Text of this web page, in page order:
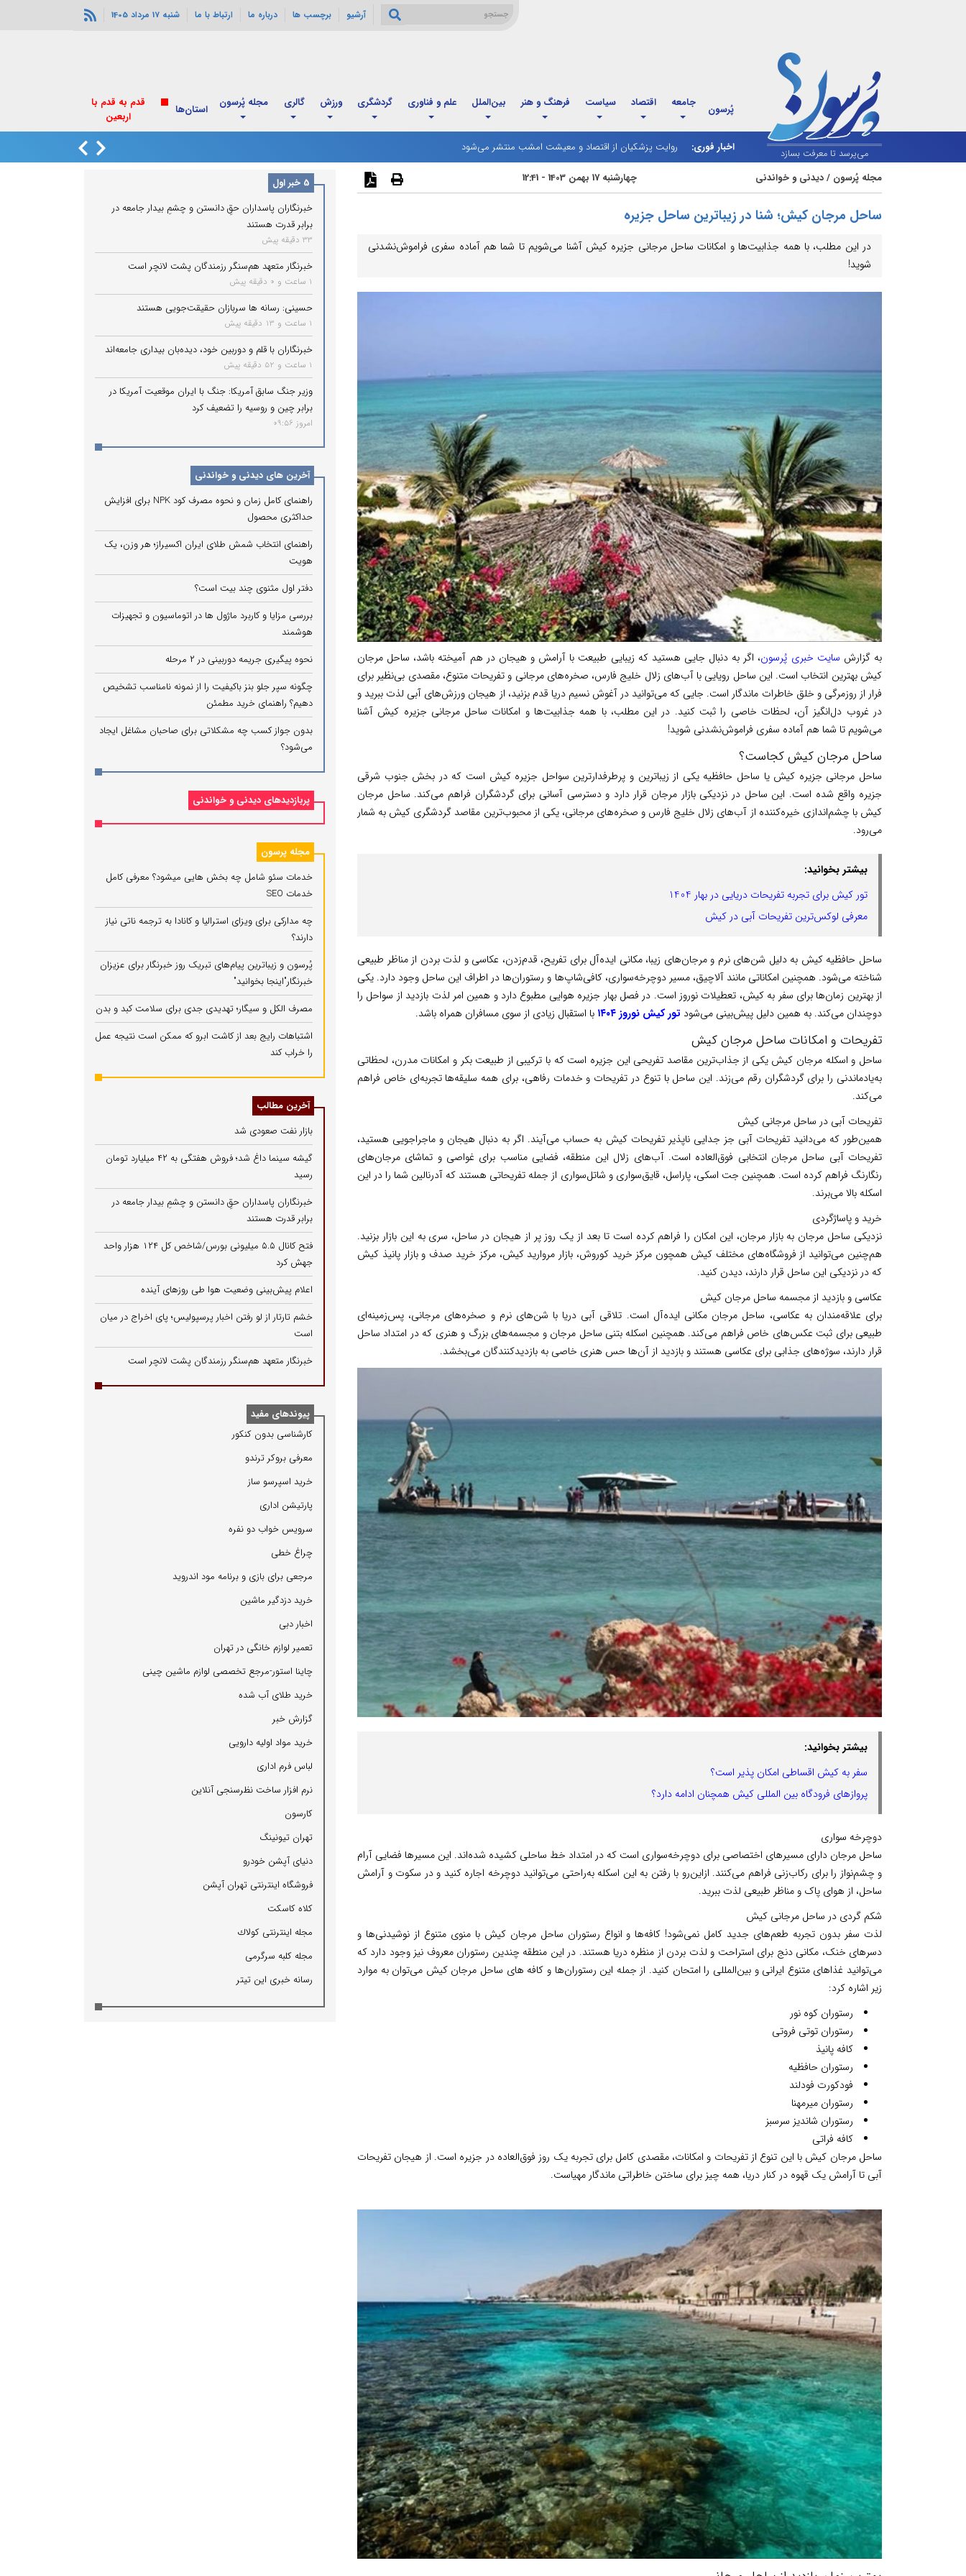
آرشیو برچسب ها درباره ما ارتباط با ما شنبه 17 مرداد 1405
می‌پرسد تا معرفت بسازد
پُرسون جامعه اقتصاد سیاست فرهنگ و هنر بین‌الملل علم و فناوری گردشگری ورزش گالری مجله پُرسون استان‌ها
قدم به قدم با
اربعین
اخبار فوری:
اسلام‌آباد: رایزنی‌ها برای کاهش تنش‌ها درباره تنگه هرمز ادامه دارد
مجله پُرسون /دیدنی و خواندنی چهارشنبه 17 بهمن 1403 - 12:41
ساحل مرجان کیش؛ شنا در زیباترین ساحل جزیره
در این مطلب، با همه جذابیت‌ها و امکانات ساحل مرجانی جزیره کیش آشنا می‌شویم تا شما هم آماده سفری فراموش‌نشدنی
شوید!
به گزارش سایت خبری پُرسون، اگر به‌ دنبال جایی هستید که زیبایی طبیعت با آرامش و هیجان در هم آمیخته باشد، ساحل مرجان
کیش بهترین انتخاب است. این ساحل رویایی با آب‌های زلال خلیج فارس، صخره‌های مرجانی و تفریحات متنوع، مقصدی بی‌نظیر برای
فرار از روزمرگی و خلق خاطرات ماندگار است. جایی که می‌توانید در آغوش نسیم دریا قدم بزنید، از هیجان ورزش‌های آبی لذت ببرید و
در غروب دل‌انگیز آن، لحظات خاصی را ثبت کنید. در این مطلب، با همه جذابیت‌ها و امکانات ساحل مرجانی جزیره کیش آشنا
می‌شویم تا شما هم آماده سفری فراموش‌نشدنی شوید!
ساحل مرجان کیش کجاست؟
ساحل مرجانی جزیره کیش یا ساحل حافظیه یکی از زیباترین و پرطرفدارترین سواحل جزیره کیش است که در بخش جنوب شرقی
جزیره واقع شده است. این ساحل در نزدیکی بازار مرجان قرار دارد و دسترسی آسانی برای گردشگران فراهم می‌کند. ساحل مرجان
کیش با چشم‌اندازی خیره‌کننده از آب‌های زلال خلیج فارس و صخره‌های مرجانی، یکی از محبوب‌ترین مقاصد گردشگری کیش به شمار
می‌رود.
بیشتر بخوانید:
تور کیش برای تجربه تفریحات دریایی در بهار 1404
معرفی لوکس‌ترین تفریحات آبی در کیش
ساحل حافظیه کیش به دلیل شن‌های نرم و مرجان‌های زیبا، مکانی ایده‌آل برای تفریح، قدم‌زدن، عکاسی و لذت بردن از مناظر طبیعی
شناخته می‌شود. همچنین امکاناتی مانند آلاچیق، مسیر دوچرخه‌سواری، کافی‌شاپ‌ها و رستوران‌ها در اطراف این ساحل وجود دارد. یکی
از بهترین زمان‌ها برای سفر به کیش، تعطیلات نوروز است. در فصل بهار جزیره هوایی مطبوع دارد و همین امر لذت بازدید از سواحل را
دوچندان می‌کند. به همین دلیل پیش‌بینی می‌شود تور کیش نوروز ۱۴۰۴ با استقبال زیادی از سوی مسافران همراه باشد.
تفریحات و امکانات ساحل مرجان کیش
ساحل و اسکله مرجان کیش یکی از جذاب‌ترین مقاصد تفریحی این جزیره است که با ترکیبی از طبیعت بکر و امکانات مدرن، لحظاتی
به‌یادماندنی را برای گردشگران رقم می‌زند. این ساحل با تنوع در تفریحات و خدمات رفاهی، برای همه سلیقه‌ها تجربه‌ای خاص فراهم
می‌کند.
تفریحات آبی در ساحل مرجانی کیش
همین‌طور که می‌دانید تفریحات آبی جز جدایی ناپذیر تفریحات کیش به حساب می‌آیند. اگر به دنبال هیجان و ماجراجویی هستید،
تفریحات آبی ساحل مرجان انتخابی فوق‌العاده است. آب‌های زلال این منطقه، فضایی مناسب برای غواصی و تماشای مرجان‌های
رنگارنگ فراهم کرده است. همچنین جت اسکی، پاراسل، قایق‌سواری و شاتل‌سواری از جمله تفریحاتی هستند که آدرنالین شما را در این
اسکله بالا می‌برند.
خرید و پاساژگردی
نزدیکی ساحل مرجان به بازار مرجان، این امکان را فراهم کرده است تا بعد از یک روز پر از هیجان در ساحل، سری به این بازار بزنید.
هم‌چنین می‌توانید از فروشگاه‌های مختلف کیش همچون مرکز خرید کوروش، بازار مروارید کیش، مرکز خرید صدف و بازار پانیذ کیش
که در نزدیکی این ساحل قرار دارند، دیدن کنید.
عکاسی و بازدید از مجسمه ساحل مرجان کیش
برای علاقه‌مندان به عکاسی، ساحل مرجان مکانی ایده‌آل است. تلاقی آبی دریا با شن‌های نرم و صخره‌های مرجانی، پس‌زمینه‌ای
طبیعی برای ثبت عکس‌های خاص فراهم می‌کند. همچنین اسکله بتنی ساحل مرجان و مجسمه‌های بزرگ و هنری که در امتداد ساحل
قرار دارند، سوژه‌های جذابی برای عکاسی هستند و بازدید از آن‌ها حس هنری خاصی به بازدیدکنندگان می‌بخشد.
بیشتر بخوانید:
سفر به کیش اقساطی امکان پذیر است؟
پروازهای فرودگاه بین المللی کیش همچنان ادامه دارد؟
دوچرخه سواری
ساحل مرجان دارای مسیرهای اختصاصی برای دوچرخه‌سواری است که در امتداد خط ساحلی کشیده شده‌اند. این مسیرها فضایی آرام
و چشم‌نواز را برای رکاب‌زنی فراهم می‌کنند. از‌این‌رو با رفتن به این اسکله به‌راحتی می‌توانید دوچرخه اجاره کنید و در سکوت و آرامش
ساحل، از هوای پاک و مناظر طبیعی لذت ببرید.
شکم گردی در ساحل مرجانی کیش
لذت سفر بدون تجربه طعم‌های جدید کامل نمی‌شود! کافه‌ها و انواع رستوران ساحل مرجان کیش با منوی متنوع از نوشیدنی‌ها و
دسرهای خنک، مکانی دنج برای استراحت و لذت بردن از منظره‌ دریا هستند. در این منطقه چندین رستوران معروف نیز وجود دارد که
می‌توانید غذاهای متنوع ایرانی و بین‌المللی را امتحان کنید. از جمله این رستوران‌ها و کافه های ساحل مرجان کیش می‌توان به موارد
زیر اشاره کرد:
رستوران کوه نور
رستوران توتی فروتی
کافه پانیذ
رستوران حافظیه
فودکورت فودلند
رستوران میرمهنا
رستوران شاندیز سرسبز
کافه فراتی
ساحل مرجان کیش با این تنوع از تفریحات و امکانات، مقصدی کامل برای تجربه‌ یک روز فوق‌العاده در جزیره است. از هیجان تفریحات
آبی تا آرامش یک قهوه در کنار دریا، همه چیز برای ساختن خاطراتی ماندگار مهیاست.
5 خبر اول
خبرنگاران پاسداران حقِ دانستن و چشمِ بیدار جامعه در
برابر قدرت هستند
33 دقیقه پیش
خبرنگار متعهد هم‌سنگر رزمندگان پشت لانچر است
1 ساعت و 0 دقیقه پیش
حسینی: رسانه ها سربازان حقیقت‌جویی هستند
1 ساعت و 13 دقیقه پیش
خبرنگاران با قلم و دوربین خود، دیده‌بان بیداری جامعه‌اند
1 ساعت و 52 دقیقه پیش
وزیر جنگ سابق آمریکا: جنگ با ایران موقعیت آمریکا در
برابر چین و روسیه را تضعیف کرد
امروز 09:56
آخرین های دیدنی و خواندنی
راهنمای کامل زمان و نحوه مصرف کود NPK برای افزایش
حداکثری محصول
راهنمای انتخاب شمش طلای ایران اکسیراز؛ هر وزن، یک
هویت
دفتر اول مثنوی چند بیت است؟
بررسی مزایا و کاربرد ماژول ها در اتوماسیون و تجهیزات
هوشمند
نحوه پیگیری جریمه دوربینی در ۲ مرحله
چگونه سپر جلو بنز باکیفیت را از نمونه نامناسب تشخیص
دهیم؟ راهنمای خرید مطمئن
بدون جواز کسب چه مشکلاتی برای صاحبان مشاغل ایجاد
می‌شود؟
پربازدیدهای دیدنی و خواندنی
مجله پرسون
خدمات سئو شامل چه بخش هایی میشود؟ معرفی کامل
خدمات SEO
چه مدارکی برای ویزای استرالیا و کانادا به ترجمه ناتی نیاز
دارند؟
پُرسون و زیباترین پیام‌های تبریک روز خبرنگار برای عزیزان
خبرنگار"اینجا بخوانید"
مصرف الکل و سیگار؛ تهدیدی جدی برای سلامت کبد و بدن
اشتباهات رایج بعد از کاشت ابرو که ممکن است نتیجه عمل
را خراب کند
آخرین مطالب
بازار نفت صعودی شد
گیشه سینما داغ شد؛ فروش هفتگی به ۴۲ میلیارد تومان
رسید
خبرنگاران پاسداران حقِ دانستن و چشمِ بیدار جامعه در
برابر قدرت هستند
فتح کانال ۵.۵ میلیونی بورس/شاخص کل ۱۲۴ هزار واحد
جهش کرد
اعلام پیش‌بینی وضعیت هوا طی روزهای آینده
خشم تارتار از لو رفتن اخبار پرسپولیس؛ پای اخراج در میان
است
خبرنگار متعهد هم‌سنگر رزمندگان پشت لانچر است
پیوندهای مفید
كارشناسی بدون كنكور
معرفی بروكر ترندو
خرید اسپرسو ساز
پارتیشن اداری
سرویس خواب دو نفره
چراغ خطی
مرجعی برای بازی و برنامه مود اندروید
خرید دزدگیر ماشین
اخبار دبی
تعمیر لوازم خانگی در تهران
چاینا استور-مرجع تخصصی لوازم ماشین چینی
خرید طلای آب شده
گزارش خبر
خرید مواد اولیه دارویی
لباس فرم اداری
نرم افزار ساخت نظرسنجی آنلاین
كارسون
تهران تیونینگ
دنیای آپشن خودرو
فروشگاه اینترنتی تهران آپشن
كلاه كاسكت
مجله اینترنتی كولاك
مجله كلبه سرگرمی
رسانه خبری این تیتر